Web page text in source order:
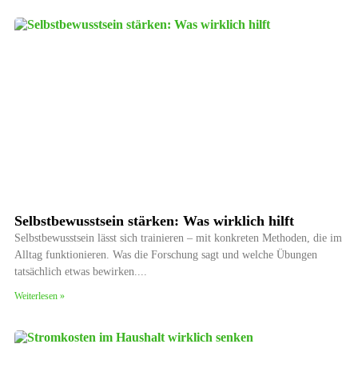
Selbstbewusstsein stärken: Was wirklich hilft
Selbstbewusstsein lässt sich trainieren – mit konkreten Methoden, die im
Alltag funktionieren. Was die Forschung sagt und welche Übungen
tatsächlich etwas bewirken.
Weiterlesen »